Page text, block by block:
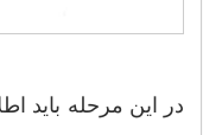
در این مرحله باید